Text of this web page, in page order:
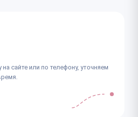
сайте или по телефону, уточняем